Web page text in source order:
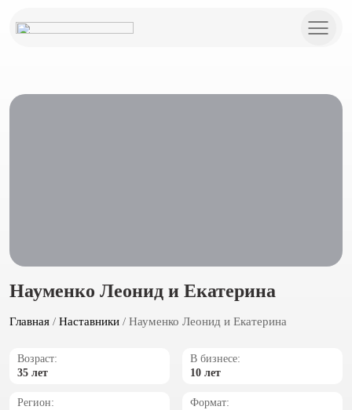
Науменко Леонид и Екатерина
Главная / Наставники / Науменко Леонид и Екатерина
Возраст:
35 лет
В бизнесе:
10 лет
Регион:
Формат: